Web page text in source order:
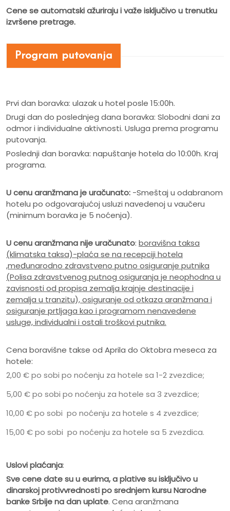
Cene se automatski ažuriraju i važe isključivo u trenutku
izvršene pretrage.
Program putovanja
Prvi dan boravka: ulazak u hotel posle 15:00h.
Drugi dan do poslednjeg dana boravka: Slobodni dani za
odmor i individualne aktivnosti. Usluga prema programu
putovanja.
Poslednji dan boravka: napuštanje hotela do 10:00h. Kraj
programa.
U cenu aranžmana je uračunato: -Smeštaj u odabranom
hotelu po odgovarajućoj usluzi navedenoj u vaučeru
(minimum boravka je 5 noćenja).
U cenu aranžmana nije uračunato: boravišna taksa
(klimatska taksa)-plaća se na recepciji hotela
,međunarodno zdravstveno putno osiguranje putnika
(Polisa zdravstvenog putnog osiguranja je neophodna u
zavisnosti od propisa zemalja krajnje destinacije i
zemalja u tranzitu), osiguranje od otkaza aranžmana i
osiguranje prtljaga kao i programom nenavedene
usluge, individualni i ostali troškovi putnika.
Cena boravišne takse od Aprila do Oktobra meseca za
hotele:
2,00 € po sobi po noćenju za hotele sa 1-2 zvezdice;
5,00 € po sobi po noćenju za hotele sa 3 zvezdice;
10,00 € po sobi po noćenju za hotele s 4 zvezdice;
15,00 € po sobi po noćenju za hotele sa 5 zvezdica.
Uslovi plaćanja:
Sve cene date su u eurima, a plative su isključivo u
dinarskoj protivvrednosti po srednjem kursu Narodne
banke Srbije na dan uplate. Cena aranžmana